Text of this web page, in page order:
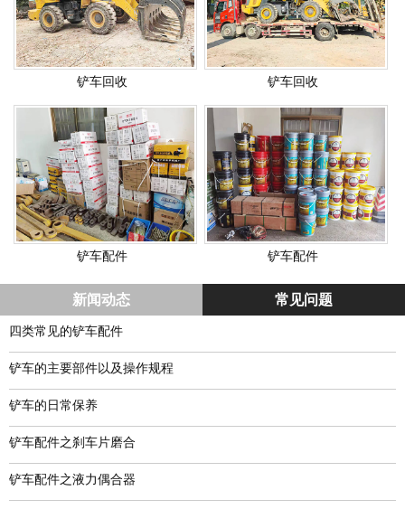
铲车回收 铲车回收
铲车配件 铲车配件
新闻动态 常见问题
四类常见的铲车配件
铲车的主要部件以及操作规程
铲车的日常保养
铲车配件之刹车片磨合
铲车配件之液力偶合器